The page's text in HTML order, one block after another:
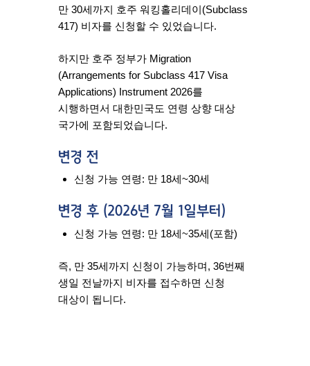
만 30세까지 호주 워킹홀리데이(Subclass
417) 비자를 신청할 수 있었습니다.
하지만 호주 정부가 Migration
(Arrangements for Subclass 417 Visa
Applications) Instrument 2026를
시행하면서 대한민국도 연령 상향 대상
국가에 포함되었습니다.
변경 전
신청 가능 연령: 만 18세~30세
변경 후 (2026년 7월 1일부터)
신청 가능 연령: 만 18세~35세(포함)
즉, 만 35세까지 신청이 가능하며, 36번째
생일 전날까지 비자를 접수하면 신청
대상이 됩니다.